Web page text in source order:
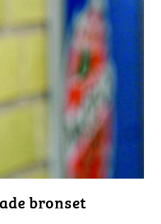
bronset